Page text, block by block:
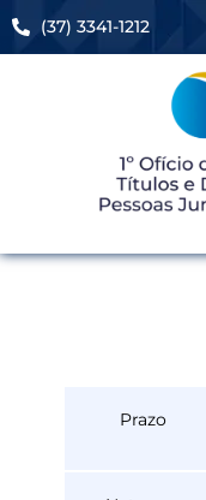
(37) 3341-1212
Prazo